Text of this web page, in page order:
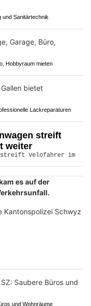
und Sanitärtechnik
Hobbyraum mieten
Lackreparaturen
streift
weiter
es auf der
Kantonspolizei Schwyz
und Wohnräume